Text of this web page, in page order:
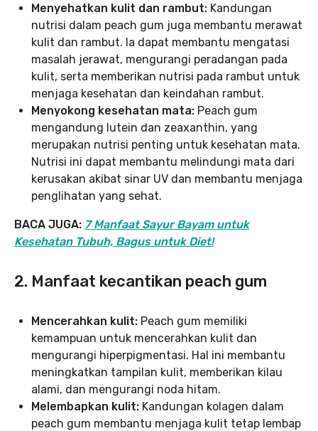
Menyehatkan kulit dan rambut: Kandungan
nutrisi dalam peach gum juga membantu merawat
kulit dan rambut. Ia dapat membantu mengatasi
masalah jerawat, mengurangi peradangan pada
kulit, serta memberikan nutrisi pada rambut untuk
menjaga kesehatan dan keindahan rambut.
Menyokong kesehatan mata: Peach gum
mengandung lutein dan zeaxanthin, yang
merupakan nutrisi penting untuk kesehatan mata.
Nutrisi ini dapat membantu melindungi mata dari
kerusakan akibat sinar UV dan membantu menjaga
penglihatan yang sehat.
BACA JUGA: 7 Manfaat Sayur Bayam untuk
Kesehatan Tubuh, Bagus untuk Diet!
2. Manfaat kecantikan peach gum
Mencerahkan kulit: Peach gum memiliki
kemampuan untuk mencerahkan kulit dan
mengurangi hiperpigmentasi. Hal ini membantu
meningkatkan tampilan kulit, memberikan kilau
alami, dan mengurangi noda hitam.
Melembapkan kulit: Kandungan kolagen dalam
peach gum membantu menjaga kulit tetap lembap